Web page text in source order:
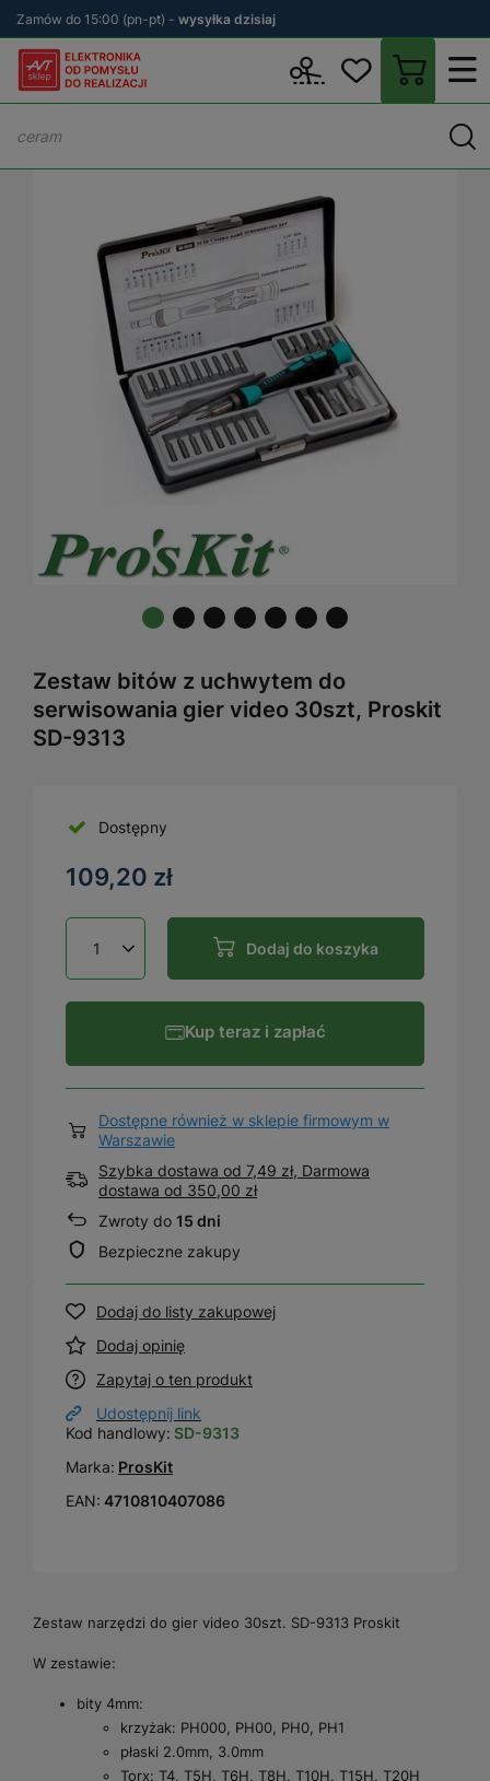
Zamów do 15:00 (pn-pt) - wysyłka dzisiaj
Wkrętaki
Zestaw bitów z uchwytem do
serwisowania gier video 30szt, Proskit
SD-9313
Dostępny
109,20 zł
Dodaj do koszyka
Kup teraz i zapłać
Dostępne również w sklepie firmowym w
Warszawie
Szybka dostawa od 7,49 zł, Darmowa
dostawa od 350,00 zł
Zwroty do 15 dni
Bezpieczne zakupy
Dodaj do listy zakupowej
Dodaj opinię
Zapytaj o ten produkt
Udostępnij link
Kod handlowy: SD-9313
Marka: ProsKit
EAN: 4710810407086
Zestaw narzędzi do gier video 30szt. SD-9313 Proskit
W zestawie:
bity 4mm:
krzyżak: PH000, PH00, PH0, PH1
płaski 2.0mm, 3.0mm
Torx: T4, T5H, T6H, T8H, T10H, T15H, T20H